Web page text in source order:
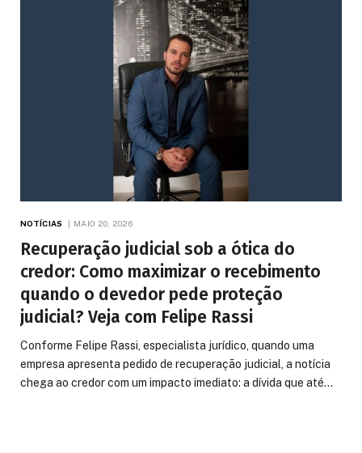
NOTÍCIAS MAIO 20, 2026
Recuperação judicial sob a ótica do
credor: Como maximizar o recebimento
quando o devedor pede proteção
judicial? Veja com Felipe Rassi
Conforme Felipe Rassi, especialista jurídico, quando uma
empresa apresenta pedido de recuperação judicial, a notícia
chega ao credor com um impacto imediato: a dívida que até…